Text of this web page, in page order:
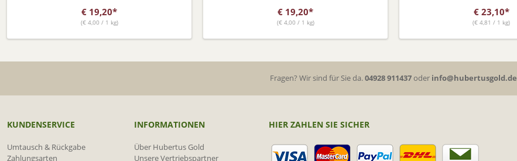
€ 19,20*
(€4,00 / 1 kg)
€ 19,20*
(€4,00 / 1 kg)
€23,10*
(€ 4,81 / 1 kg)
Fragen? Wir sind für Sie da.04928 911437oder info@hubertusgold.de
KUNDENSERVICE
Umtausch & Rückgabe
Zahlungsarten
INFORMATIONEN
Über Hubertus Gold
Unsere Vertriebspartner
HIER ZAHLEN SIE SICHER